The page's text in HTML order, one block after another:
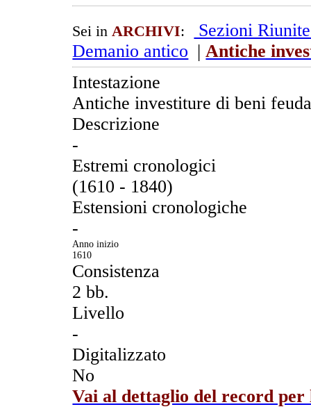
Sei inARCHIVI:
Sezioni
Demanio antico |Antiche
Intestazione
Antiche investiture di beni
Descrizione
-
Estremi cronologici
(1610 - 1840)
Estensioni cronologiche
-
Anno inizio
1610
Consistenza
2 bb.
Livello
-
Digitalizzato
No
Vai al dettaglio del record per